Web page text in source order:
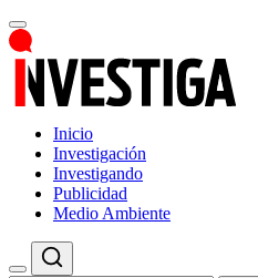
Inicio
Investigación
Investigando
Publicidad
Medio Ambiente